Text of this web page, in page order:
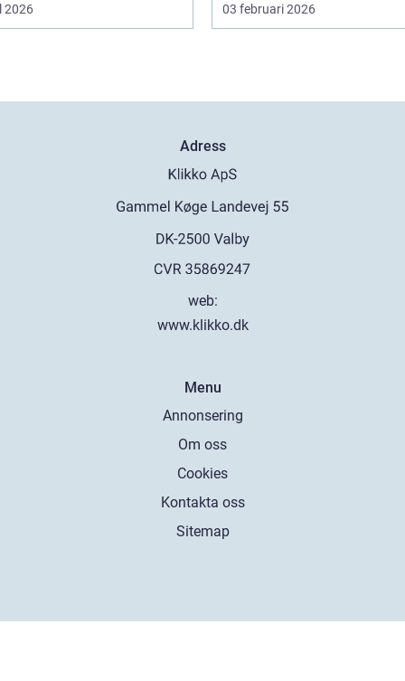
2026 03 februari 2026
Adress
web:
www.klikko.dk
Menu
Annonsering
Om oss
Cookies
Kontakta oss
Sitemap